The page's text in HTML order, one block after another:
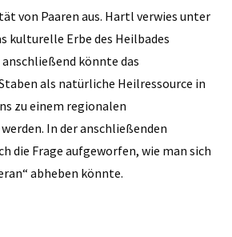
von Paaren aus. Hartl verwies unter
kulturelle Erbe des Heilbades
könnte das
als natürliche Heilressource in
zu einem regionalen
In der anschließenden
die Frage aufgeworfen, wie man sich
abheben könnte.